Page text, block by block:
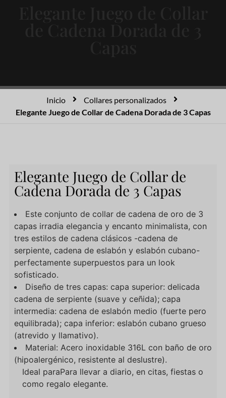
Inicio
Collares personalizados
Elegante Juego de Collar de Cadena Dorada de 3 Capas
Elegante Juego de Collar de
Cadena Dorada de 3 Capas
Este conjunto de collar de cadena de oro de 3
capas irradia elegancia y encanto minimalista, con
tres estilos de cadena clásicos -cadena de
serpiente, cadena de eslabón y eslabón cubano-
perfectamente superpuestos para un look
sofisticado.
Diseño de tres capas: capa superior: delicada
cadena de serpiente (suave y ceñida); capa
intermedia: cadena de eslabón medio (fuerte pero
equilibrada); capa inferior: eslabón cubano grueso
(atrevido y llamativo).
Material: Acero inoxidable 316L con baño de oro
(hipoalergénico, resistente al deslustre).
Ideal paraPara llevar a diario, en citas, fiestas o
como regalo elegante.